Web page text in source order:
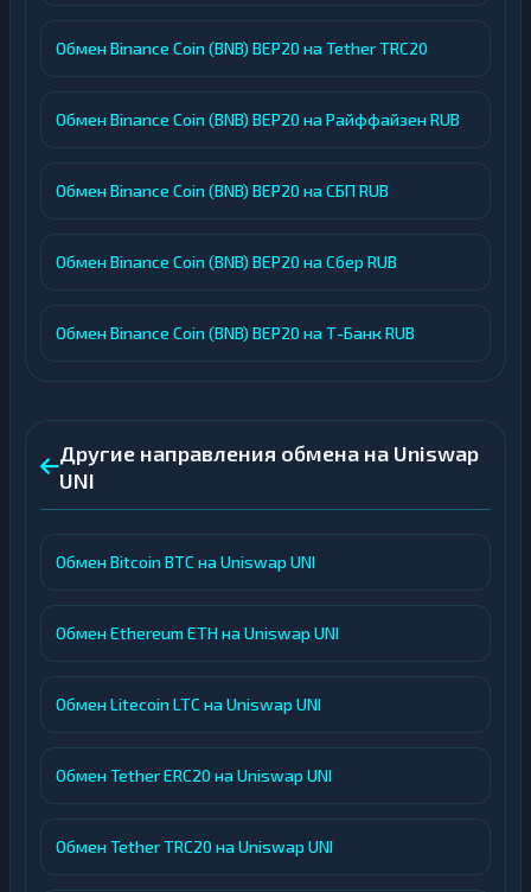
Обмен Binance Coin (BNB) BEP20 на Tether TRC20
Обмен Binance Coin (BNB) BEP20 на Райффайзен RUB
Обмен Binance Coin (BNB) BEP20 на СБП RUB
Обмен Binance Coin (BNB) BEP20 на Сбер RUB
Обмен Binance Coin (BNB) BEP20 на Т-Банк RUB
Другие направления обмена на Uniswap
UNI
Обмен Bitcoin BTC на Uniswap UNI
Обмен Ethereum ETH на Uniswap UNI
Обмен Litecoin LTC на Uniswap UNI
Обмен Tether ERC20 на Uniswap UNI
Обмен Tether TRC20 на Uniswap UNI